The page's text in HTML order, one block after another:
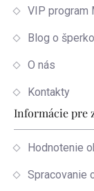
VIP program
Blog o
O nás
Kontakty
Informácie pre
Hodnotenie
Spracovanie